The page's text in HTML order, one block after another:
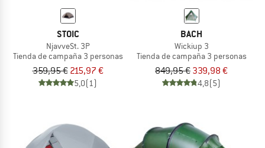
STOIC
NjavveSt. 3P
Tienda de campaña 3 personas
359,95 € 215,97 €
5,0(1)
BACH
Wickiup 3
Tienda de campaña 3 personas
849,95 € 339,98 €
4,8(5)